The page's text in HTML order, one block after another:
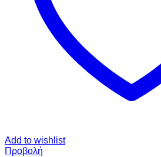
Add to wishlist
Προβολή